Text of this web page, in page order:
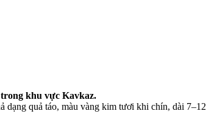
khu vực Kavkaz.
dạng quả táo, màu vàng kim tươi khi chín, dài 7–12